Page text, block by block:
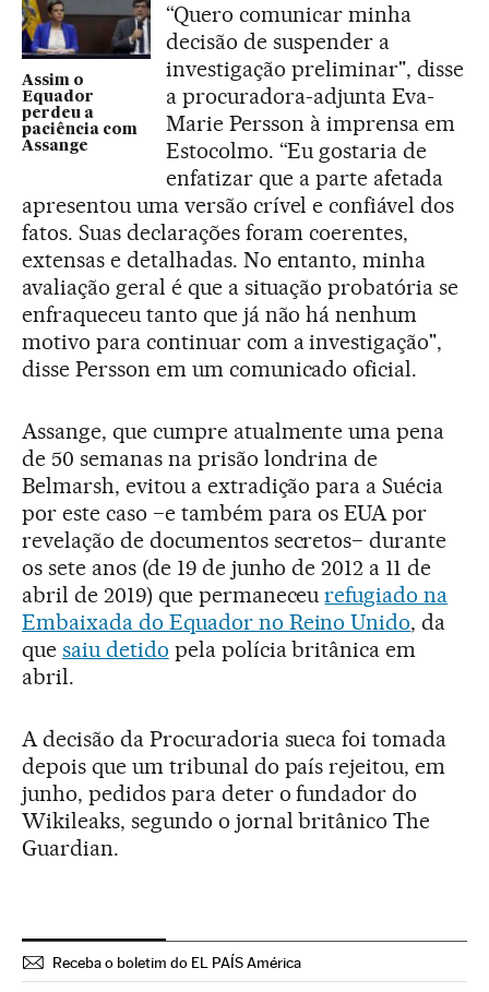
Assim o
Equador
perdeu a
paciência com
Assange
“Quero comunicar minha
decisão de suspender a
investigação preliminar", disse
a procuradora-adjunta Eva-
Marie Persson à imprensa em
Estocolmo. “Eu gostaria de
enfatizar que a parte afetada
apresentou uma versão crível e confiável dos
fatos. Suas declarações foram coerentes,
extensas e detalhadas. No entanto, minha
avaliação geral é que a situação probatória se
enfraqueceu tanto que já não há nenhum
motivo para continuar com a investigação",
disse Persson em um comunicado oficial.
Assange, que cumpre atualmente uma pena
de 50 semanas na prisão londrina de
Belmarsh, evitou a extradição para a Suécia
por este caso −e também para os EUA por
revelação de documentos secretos− durante
os sete anos (de 19 de junho de 2012 a 11 de
abril de 2019) que permaneceurefugiado na
Embaixada do Equador no Reino Unido, da
que saiu detido pela polícia britânica em
abril.
A decisão da Procuradoria sueca foi tomada
depois que um tribunal do país rejeitou, em
junho, pedidos para deter o fundador do
Wikileaks, segundo o jornal britânico The
Guardian.
Receba o boletim do EL PAÍS América